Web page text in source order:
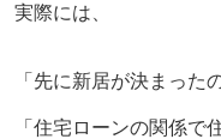
実際には、
「先に新居が決まった
「住宅ローンの関係で